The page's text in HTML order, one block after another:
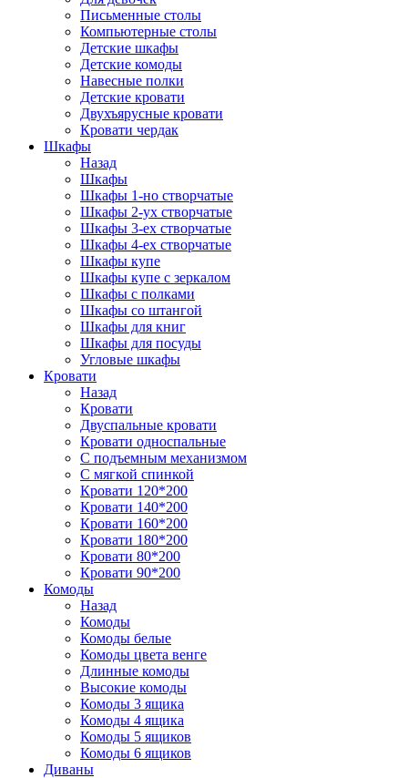
Письменные столы
Компьютерные столы
Детские шкафы
Детские комоды
Навесные полки
Детские кровати
Двухъярусные кровати
Кровати чердак
Шкафы
Назад
Шкафы
Шкафы 1-но створчатые
Шкафы 2-ух створчатые
Шкафы 3-ех створчатые
Шкафы 4-ех створчатые
Шкафы купе
Шкафы купе с зеркалом
Шкафы с полками
Шкафы со штангой
Шкафы для книг
Шкафы для посуды
Угловые шкафы
Кровати
Назад
Кровати
Двуспальные кровати
Кровати односпальные
С подъемным механизмом
С мягкой спинкой
Кровати 120*200
Кровати 140*200
Кровати 160*200
Кровати 180*200
Кровати 80*200
Кровати 90*200
Комоды
Назад
Комоды
Комоды белые
Комоды цвета венге
Длинные комоды
Высокие комоды
Комоды 3 ящика
Комоды 4 ящика
Комоды 5 ящиков
Комоды 6 ящиков
Диваны